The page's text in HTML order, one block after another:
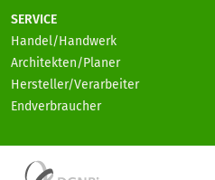
SERVICE
Handel/Handwerk
Architekten/Planer
Hersteller/Verarbeiter
Endverbraucher